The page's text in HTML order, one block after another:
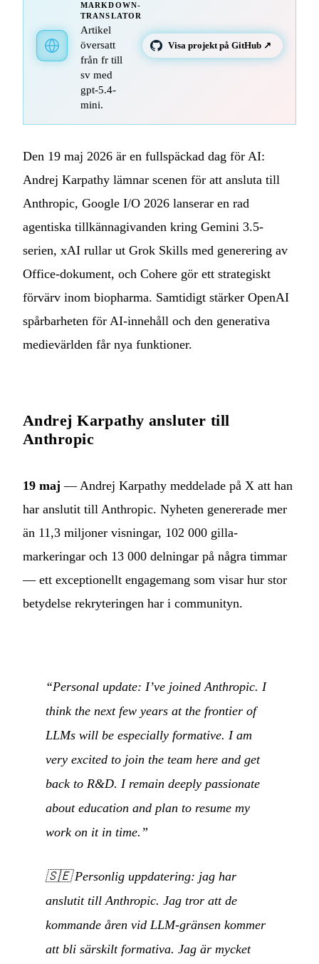
MARKDOWN-
TRANSLATOR
Artikel
översatt
från fr till
sv med
gpt-5.4-
mini.
Visa projekt på GitHub ↗
Den 19 maj 2026 är en fullspäckad dag för AI:
Andrej Karpathy lämnar scenen för att ansluta till
Anthropic, Google I/O 2026 lanserar en rad
agentiska tillkännagivanden kring Gemini 3.5-
serien, xAI rullar ut Grok Skills med generering av
Office-dokument, och Cohere gör ett strategiskt
förvärv inom biopharma. Samtidigt stärker OpenAI
spårbarheten för AI-innehåll och den generativa
medievärlden får nya funktioner.
Andrej Karpathy ansluter till
Anthropic
19 maj — Andrej Karpathy meddelade på X att han
har anslutit till Anthropic. Nyheten genererade mer
än 11,3 miljoner visningar, 102 000 gilla-
markeringar och 13 000 delningar på några timmar
— ett exceptionellt engagemang som visar hur stor
betydelse rekryteringen har i communityn.
“Personal update: I’ve joined Anthropic. I
think the next few years at the frontier of
LLMs will be especially formative. I am
very excited to join the team here and get
back to R&D. I remain deeply passionate
about education and plan to resume my
work on it in time.”
🇸🇪Personlig uppdatering: jag har
anslutit till Anthropic. Jag tror att de
kommande åren vid LLM-gränsen kommer
att bli särskilt formativa. Jag är mycket